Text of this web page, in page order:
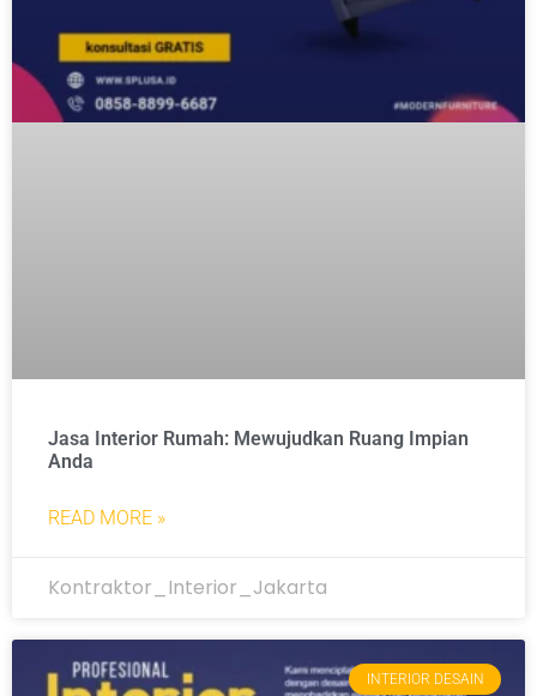
Jasa Interior Rumah: Mewujudkan Ruang Impian
Anda
READ MORE »
Kontraktor_Interior_Jakarta
INTERIOR DESAIN